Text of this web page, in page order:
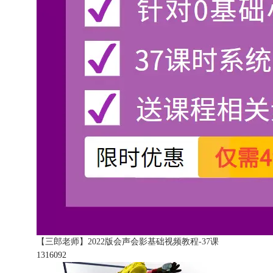
【三郎老师】2022版会声会影基础视频教程-37课
1316092